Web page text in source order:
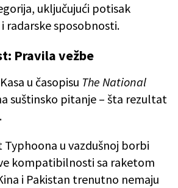
uključujući potisak
radarske sposobnosti.
Pravila vežbe
u časopisu The National
suštinsko pitanje – šta rezultat
Typhoona u vazdušnoj borbi
kompatibilnosti sa raketom
i Pakistan trenutno nemaju